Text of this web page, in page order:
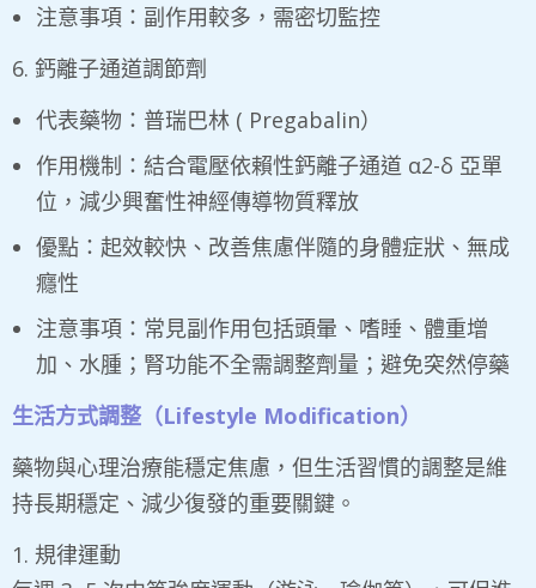
注意事項：副作用較多，需密切監控
6. 鈣離子通道調節劑
代表藥物：普瑞巴林 ( Pregabalin）
作用機制：結合電壓依賴性鈣離子通道 α2-δ 亞單
位，減少興奮性神經傳導物質釋放
優點：起效較快、改善焦慮伴隨的身體症狀、無成
癮性
注意事項：常見副作用包括頭暈、嗜睡、體重增
加、水腫；腎功能不全需調整劑量；避免突然停藥
生活方式調整（Lifestyle Modification）
​藥物與心理治療能穩定焦慮，但生活習慣的調整是維
持長期穩定、減少復發的重要關鍵。
1. 規律運動